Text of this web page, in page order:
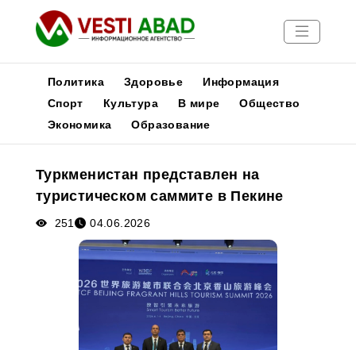
Новости
Медиа
Афиша
Политика Здоровье
Информация
Спорт
Культура В мире
Общество
Экономика
Образование
Туркменистан представлен на
туристическом саммите в Пекине
251 04.06.2026